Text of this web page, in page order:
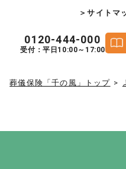
＞サイトマ
0120-444-000
受付：平日10:00～17:00
葬儀保険「千の風」トップ